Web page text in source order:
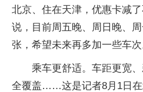
北京、住在天津，优惠卡减
说，目前周五晚、周日晚、
张，希望未来再多加一些车次
乘车更舒适。车距更宽
全覆盖……这是记者8月1日在